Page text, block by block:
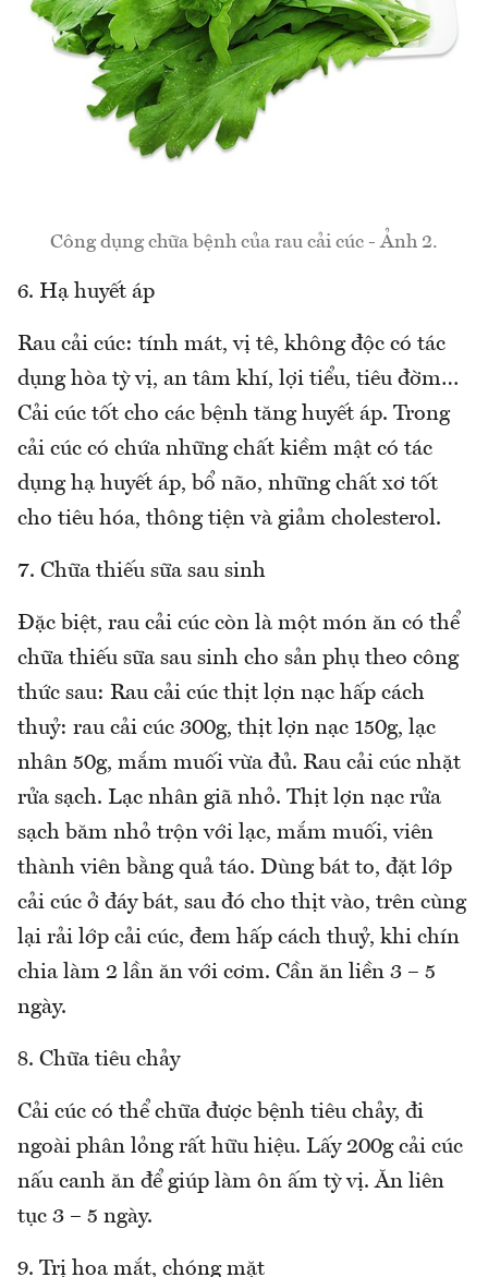
Công dụng chữa bệnh của rau cải cúc - Ảnh 2.
6. Hạ huyết áp
Rau cải cúc: tính mát, vị tê, không độc có tác
dụng hòa tỳ vị, an tâm khí, lợi tiểu, tiêu đờm…
Cải cúc tốt cho các bệnh tăng huyết áp. Trong
cải cúc có chứa những chất kiềm mật có tác
dụng hạ huyết áp, bổ não, những chất xơ tốt
cho tiêu hóa, thông tiện và giảm cholesterol.
7. Chữa thiếu sữa sau sinh
Đặc biệt, rau cải cúc còn là một món ăn có thể
chữa thiếu sữa sau sinh cho sản phụ theo công
thức sau: Rau cải cúc thịt lợn nạc hấp cách
thuỷ: rau cải cúc 300g, thịt lợn nạc 150g, lạc
nhân 50g, mắm muối vừa đủ. Rau cải cúc nhặt
rửa sạch. Lạc nhân giã nhỏ. Thịt lợn nạc rửa
sạch băm nhỏ trộn với lạc, mắm muối, viên
thành viên bằng quả táo. Dùng bát to, đặt lớp
cải cúc ở đáy bát, sau đó cho thịt vào, trên cùng
lại rải lớp cải cúc, đem hấp cách thuỷ, khi chín
chia làm 2 lần ăn với cơm. Cần ăn liền 3 – 5
ngày.
8. Chữa tiêu chảy
Cải cúc có thể chữa được bệnh tiêu chảy, đi
ngoài phân lỏng rất hữu hiệu. Lấy 200g cải cúc
nấu canh ăn để giúp làm ôn ấm tỳ vị. Ăn liên
tục 3 – 5 ngày.
9. Trị hoa mắt, chóng mặt